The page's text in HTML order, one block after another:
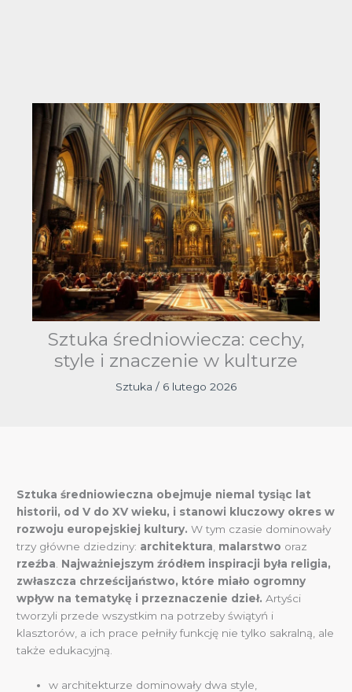
Sztuka średniowiecza: cechy,
style i znaczenie w kulturze
Sztuka / 6 lutego 2026
Sztuka średniowieczna obejmuje niemal tysiąc lat
historii, od V do XV wieku, i stanowi kluczowy okres w
rozwoju europejskiej kultury. W tym czasie dominowały
trzy główne dziedziny: architektura malarstwo oraz
rzeźba Najważniejszym źródłem inspiracji była religia,
zwłaszcza chrześcijaństwo, które miało ogromny
wpływ na tematykę i przeznaczenie dzieł. Artyści
tworzyli przede wszystkim na potrzeby świątyń i
klasztorów, a ich prace pełniły funkcję nie tylko sakralną, ale
także edukacyjną.
w architekturze dominowały dwa style,